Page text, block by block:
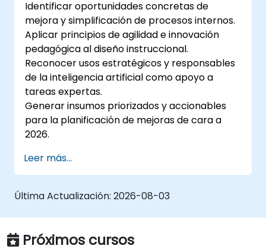
Identificar oportunidades concretas de
mejora y simplificación de procesos internos.
Aplicar principios de agilidad e innovación
pedagógica al diseño instruccional.
Reconocer usos estratégicos y responsables
de la inteligencia artificial como apoyo a
tareas expertas.
Generar insumos priorizados y accionables
para la planificación de mejoras de cara a
2026.
Leer más...
Última Actualización: 2026-08-03
Próximos cursos